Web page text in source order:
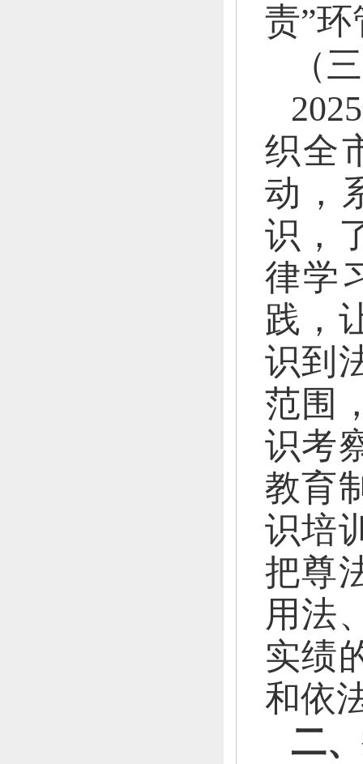
责”
（
织全
动，
识，
律学
践，
识到
范围
识考
教育
识培
把尊
用法
实绩
和依
二、